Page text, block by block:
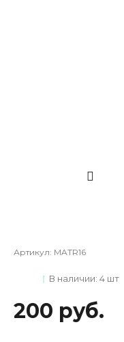
Артикул: MATR16
В наличии: 4 шт
200 руб.